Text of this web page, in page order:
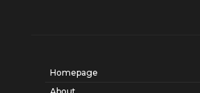
Homepage